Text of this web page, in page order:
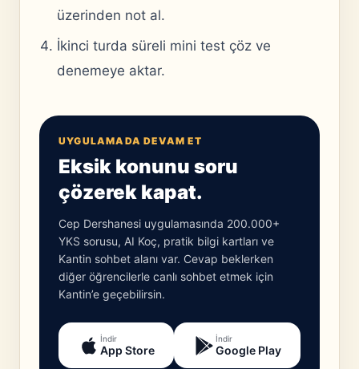
üzerinden not al.
İkinci turda süreli mini test çöz ve
denemeye aktar.
UYGULAMADA DEVAM ET
Eksik konunu soru
çözerek kapat.
Cep Dershanesi uygulamasında 200.000+
YKS sorusu, AI Koç, pratik bilgi kartları ve
Kantin sohbet alanı var. Cevap beklerken
diğer öğrencilerle canlı sohbet etmek için
Kantin’e geçebilirsin.
İndir
App Store
İndir
Google Play